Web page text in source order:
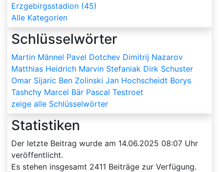
Erzgebirgsstadion (45)
Alle Kategorien
Schlüsselwörter
Martin Männel Pavel Dotchev Dimitrij Nazarov
Matthias Heidrich Marvin Stefaniak Dirk Schuster
Omar Sijaric Ben Zolinski Jan Hochscheidt Borys
Tashchy Marcel Bär Pascal Testroet
zeige alle Schlüsselwörter
Statistiken
Der letzte Beitrag wurde am 14.06.2025 08:07 Uhr
veröffentlicht.
Es stehen insgesamt 2411 Beiträge zur Verfügung.